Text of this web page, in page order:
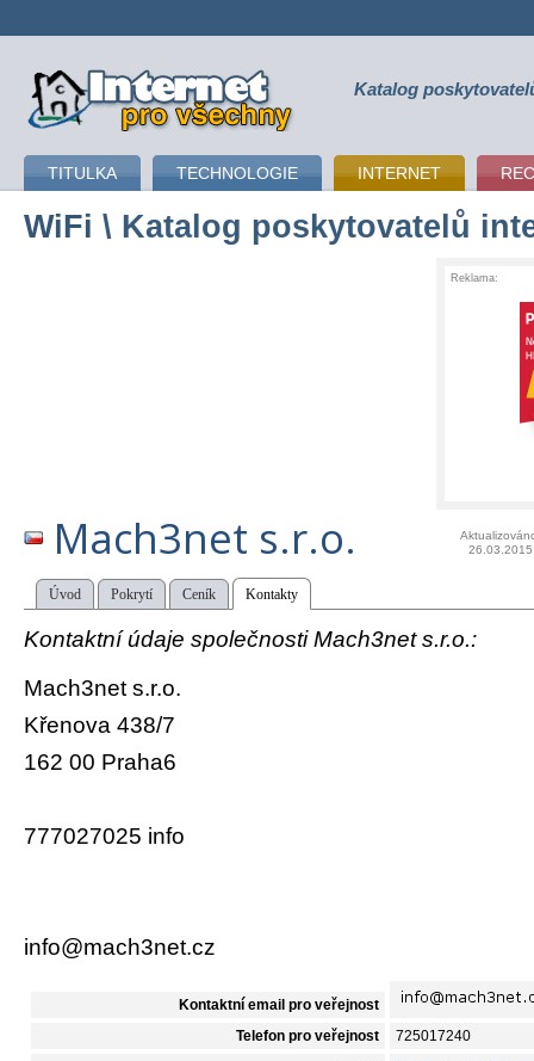
připojení k internetu Katalog
TITULKA TECHNOLOGIE INTERNET
WiFi \ Katalog poskytovatelů
Reklama:
Mach3net s.r.o.
26.03.2015
Úvod Pokrytí Ceník Kontakty
Kontaktní údaje společnosti Mach3net s.r.o.:
Mach3net s.r.o.
Křenova 438/7
162 00 Praha6
777027025 info
info@mach3net.cz
Kontaktní email pro veřejnost
Telefon pro veřejnost 725017240